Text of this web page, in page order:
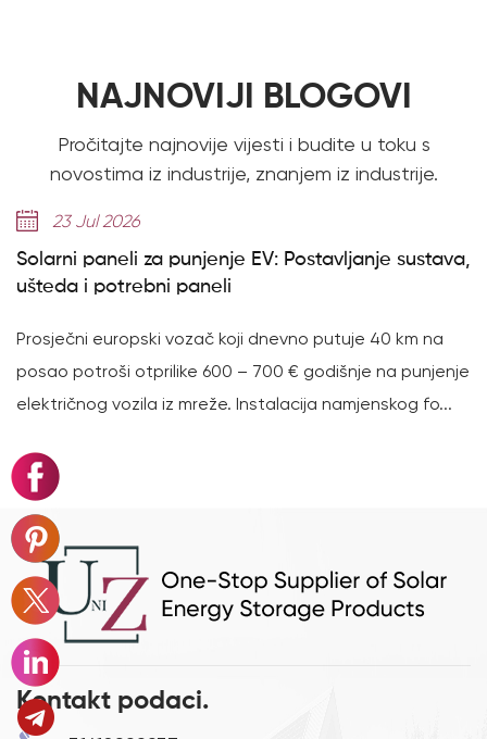
NAJNOVIJI BLOGOVI
Pročitajte najnovije vijesti i budite u toku s
novostima iz industrije, znanjem iz industrije.
punjenje EV: Postavljanje sustava,
paneli
vozač koji dnevno putuje 40 km na
600 – 700 € godišnje na punjenje
iz mreže. Instalacija namjenskog fo...
Objašnjenje
Stižu ćelije
Deye GE-F
ciklusa životnog
Kontakt podaci.